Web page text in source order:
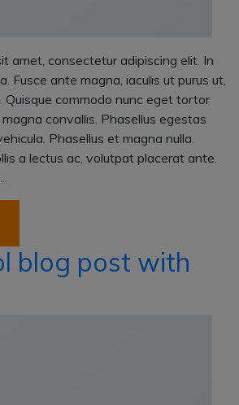
amet, consectetur adipiscing elit. In
Fusce ante magna, iaculis ut purus ut,
Quisque commodo nunc eget tortor
convallis. Phasellus egestas
Phasellus et magna nulla.
a lectus ac, volutpat placerat ante.
blog post with